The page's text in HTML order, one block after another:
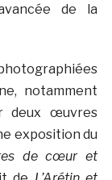
de la
notamment
deux œuvres
exposition du
de cœur et